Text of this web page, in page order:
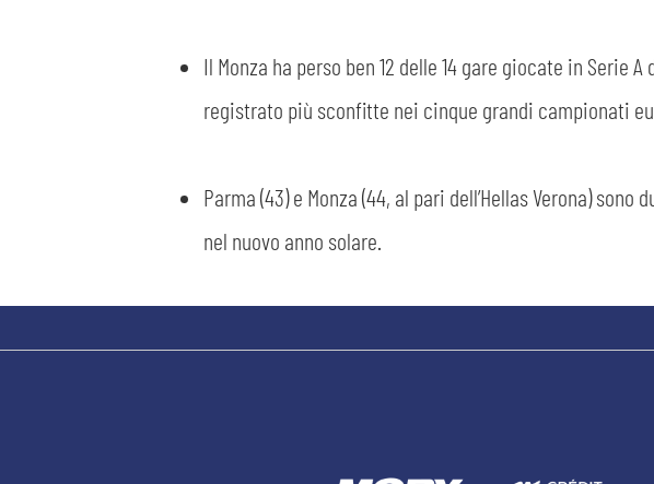
Il Monza ha perso ben 12 delle 14 gare giocate in Serie
registrato più sconfitte nei cinque grandi campionati
Parma (43) e Monza (44, al pari dell’Hellas Verona)
nel nuovo anno solare.